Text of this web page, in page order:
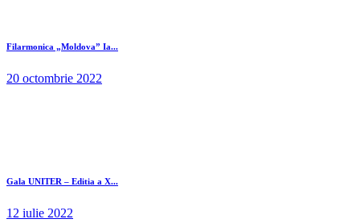
Filarmonica „Moldova” Ia...
20 octombrie 2022
Gala UNITER – Editia a X...
12 iulie 2022